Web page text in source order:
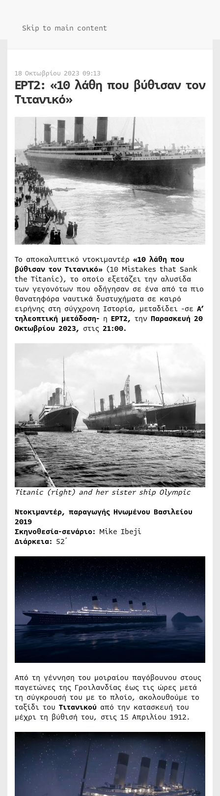
Skip to main content
18 Οκτωβρίου 2023 09:13
ΕΡΤ2: «10 λάθη που βύθισαν τον
Τιτανικό»
Το αποκαλυπτικό ντοκιμαντέρ «10 λάθη που
βύθισαν τον Τιτανικό» (10 Mistakes that Sank
the Titanic), το οποίο εξετάζει την αλυσίδα
των γεγονότων που οδήγησαν σε ένα από τα πιο
θανατηφόρα ναυτικά δυστυχήματα σε καιρό
ειρήνης στη σύγχρονη Ιστορία, μεταδίδει -σε Α’
τηλεοπτική μετάδοση- η ΕΡΤ2, την Παρασκευή 20
Οκτωβρίου 2023, στις 21:00.
Titanic (right) and her sister ship Olympic
Ντοκιμαντέρ, παραγωγής Ηνωμένου Βασιλείου
2019
Σκηνοθεσία-σενάριο: Mike Ibeji
Διάρκεια: 52΄
Από τη γέννηση του μοιραίου παγόβουνου στους
παγετώνες της Γροιλανδίας έως τις ώρες μετά
τη σύγκρουσή του με το πλοίο, ακολουθούμε το
ταξίδι του Τιτανικού από την κατασκευή του
μέχρι τη βύθισή του, στις 15 Απριλίου 1912.